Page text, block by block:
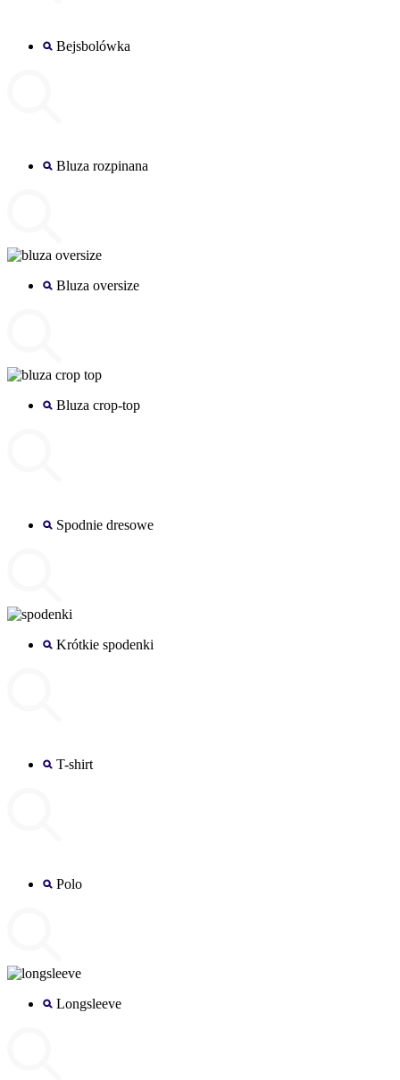
Bejsbolówka
Bluza rozpinana
Bluza oversize
Bluza crop-top
Spodnie dresowe
Krótkie spodenki
T-shirt
Polo
Longsleeve